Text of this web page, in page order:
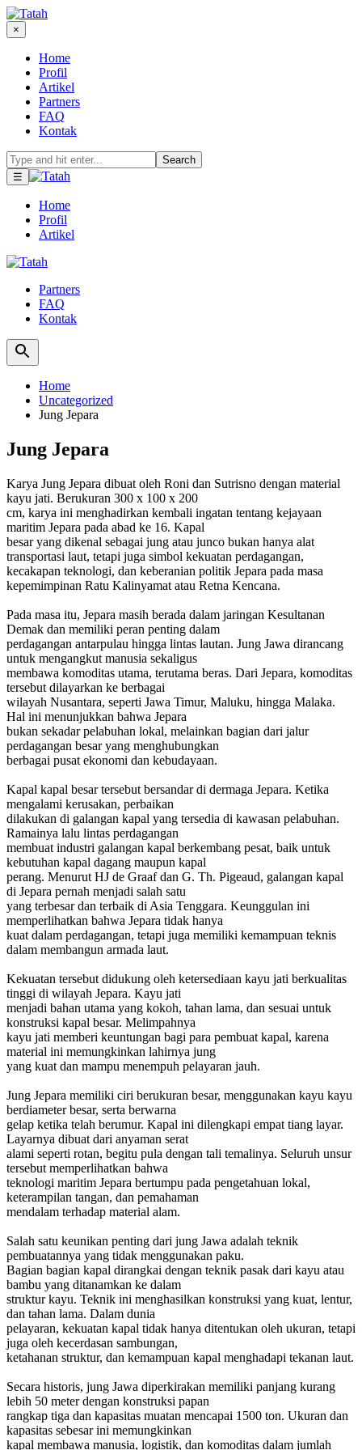
×
Home
Profil
Artikel
Partners
FAQ
Kontak
Search
☰
Home
Profil
Artikel
Partners
FAQ
Kontak
Home
Uncategorized
Jung Jepara
Jung Jepara
Karya Jung Jepara dibuat oleh Roni dan Sutrisno dengan material
kayu jati. Berukuran 300 x 100 x 200
cm, karya ini menghadirkan kembali ingatan tentang kejayaan
maritim Jepara pada abad ke 16. Kapal
besar yang dikenal sebagai jung atau junco bukan hanya alat
transportasi laut, tetapi juga simbol kekuatan perdagangan,
kecakapan teknologi, dan keberanian politik Jepara pada masa
kepemimpinan Ratu Kalinyamat atau Retna Kencana.
Pada masa itu, Jepara masih berada dalam jaringan Kesultanan
Demak dan memiliki peran penting dalam
perdagangan antarpulau hingga lintas lautan. Jung Jawa dirancang
untuk mengangkut manusia sekaligus
membawa komoditas utama, terutama beras. Dari Jepara, komoditas
tersebut dilayarkan ke berbagai
wilayah Nusantara, seperti Jawa Timur, Maluku, hingga Malaka.
Hal ini menunjukkan bahwa Jepara
bukan sekadar pelabuhan lokal, melainkan bagian dari jalur
perdagangan besar yang menghubungkan
berbagai pusat ekonomi dan kebudayaan.
Kapal kapal besar tersebut bersandar di dermaga Jepara. Ketika
mengalami kerusakan, perbaikan
dilakukan di galangan kapal yang tersedia di kawasan pelabuhan.
Ramainya lalu lintas perdagangan
membuat industri galangan kapal berkembang pesat, baik untuk
kebutuhan kapal dagang maupun kapal
perang. Menurut HJ de Graaf dan G. Th. Pigeaud, galangan kapal
di Jepara pernah menjadi salah satu
yang terbesar dan terbaik di Asia Tenggara. Keunggulan ini
memperlihatkan bahwa Jepara tidak hanya
kuat dalam perdagangan, tetapi juga memiliki kemampuan teknis
dalam membangun armada laut.
Kekuatan tersebut didukung oleh ketersediaan kayu jati berkualitas
tinggi di wilayah Jepara. Kayu jati
menjadi bahan utama yang kokoh, tahan lama, dan sesuai untuk
konstruksi kapal besar. Melimpahnya
kayu jati memberi keuntungan bagi para pembuat kapal, karena
material ini memungkinkan lahirnya jung
yang kuat dan mampu menempuh pelayaran jauh.
Jung Jepara memiliki ciri berukuran besar, menggunakan kayu kayu
berdiameter besar, serta berwarna
gelap ketika telah berumur. Kapal ini dilengkapi empat tiang layar.
Layarnya dibuat dari anyaman serat
alami seperti rotan, begitu pula dengan tali temalinya. Seluruh unsur
tersebut memperlihatkan bahwa
teknologi maritim Jepara bertumpu pada pengetahuan lokal,
keterampilan tangan, dan pemahaman
mendalam terhadap material alam.
Salah satu keunikan penting dari jung Jawa adalah teknik
pembuatannya yang tidak menggunakan paku.
Bagian bagian kapal dirangkai dengan teknik pasak dari kayu atau
bambu yang ditanamkan ke dalam
struktur kayu. Teknik ini menghasilkan konstruksi yang kuat, lentur,
dan tahan lama. Dalam dunia
pelayaran, kekuatan kapal tidak hanya ditentukan oleh ukuran, tetapi
juga oleh kecerdasan sambungan,
ketahanan struktur, dan kemampuan kapal menghadapi tekanan laut.
Secara historis, jung Jawa diperkirakan memiliki panjang kurang
lebih 50 meter dengan konstruksi papan
rangkap tiga dan kapasitas muatan mencapai 1500 ton. Ukuran dan
kapasitas sebesar ini memungkinkan
kapal membawa manusia, logistik, dan komoditas dalam jumlah